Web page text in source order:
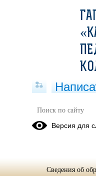
Версия для
Сведения об